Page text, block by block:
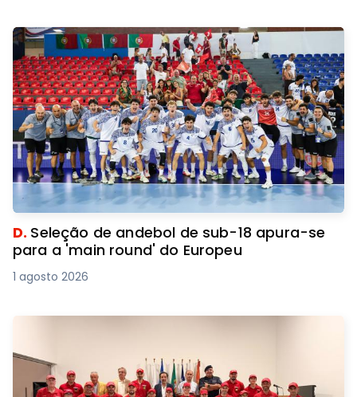
D. Seleção de andebol de sub-18 apura-se
para a 'main round' do Europeu
1 agosto 2026